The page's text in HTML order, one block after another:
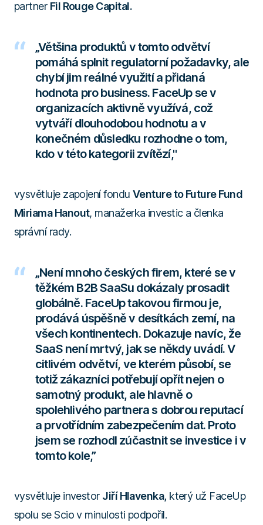
partner Fil Rouge Capital.
„Většina produktů v tomto odvětví
pomáhá splnit regulatorní požadavky, ale
chybí jim reálné využití a přidaná
hodnota pro business. FaceUp se v
organizacích aktivně využívá, což
vytváří dlouhodobou hodnotu a v
konečném důsledku rozhodne o tom,
kdo v této kategorii zvítězí,"
vysvětluje zapojení fondu Venture to Future Fund
Miriama Hanout, manažerka investic a členka
správní rady.
„Není mnoho českých firem, které se v
těžkém B2B SaaSu dokázaly prosadit
globálně. FaceUp takovou firmou je,
prodává úspěšně v desítkách zemí, na
všech kontinentech. Dokazuje navíc, že
SaaS není mrtvý, jak se někdy uvádí. V
citlivém odvětví, ve kterém působí, se
totiž zákazníci potřebují opřít nejen o
samotný produkt, ale hlavně o
spolehlivého partnera s dobrou reputací
a prvotřídním zabezpečením dat. Proto
jsem se rozhodl zúčastnit se investice i v
tomto kole,”
vysvětluje investor Jiří Hlavenka, který už FaceUp
spolu se Scio v minulosti podpořil.